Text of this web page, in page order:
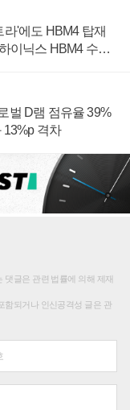
'에도 HBM4 탑재
이닉스 HBM4 수율
벌 D램 점유율 39%
13%p 격차
댓글은 관련 법률에 의해 제재
함되거나 인신공격성 글은 관